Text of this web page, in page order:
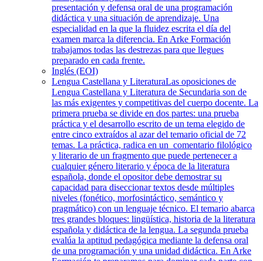
presentación y defensa oral de una programación
didáctica y una situación de aprendizaje. Una
especialidad en la que la fluidez escrita el día del
examen marca la diferencia. En Arke Formación
trabajamos todas las destrezas para que llegues
preparado en cada frente.
Inglés (EOI)
Lengua Castellana y LiteraturaLas oposiciones de
Lengua Castellana y Literatura de Secundaria son de
las más exigentes y competitivas del cuerpo docente. La
primera prueba se divide en dos partes: una prueba
práctica y el desarrollo escrito de un tema elegido de
entre cinco extraídos al azar del temario oficial de 72
temas. La práctica, radica en un comentario filológico
y literario de un fragmento que puede pertenecer a
cualquier género literario y época de la literatura
española, donde el opositor debe demostrar su
capacidad para diseccionar textos desde múltiples
niveles (fonético, morfosintáctico, semántico y
pragmático) con un lenguaje técnico. El temario abarca
tres grandes bloques: lingüística, historia de la literatura
española y didáctica de la lengua. La segunda prueba
evalúa la aptitud pedagógica mediante la defensa oral
de una programación y una unidad didáctica. En Arke